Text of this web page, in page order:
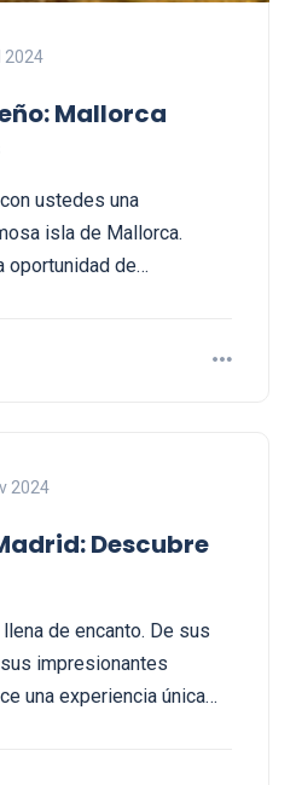
2024
Mallorca
ustedes una
isla de Mallorca.
oportunidad de…
2024
Descubre
de encanto. De sus
impresionantes
una experiencia única…